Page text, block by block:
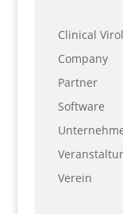
Clinical
Company
Partner
Software
Verein